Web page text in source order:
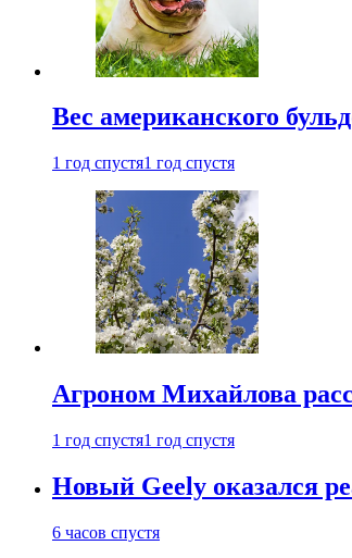
Вес американского
1 год спустя1 год спустя
Агроном Михайлова
1 год спустя1 год спустя
Новый Geely оказался
6 часов спустя